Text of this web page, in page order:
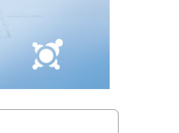
d'Orientation & d'Accompagnement